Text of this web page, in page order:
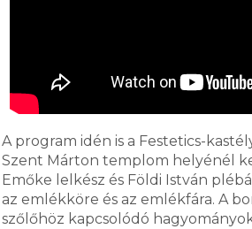
A program idén is a Festetics-
Szent Márton templom helyénél
Emőke lelkész és Földi István
az emlékköre és az emlékfára. A
szőlőhöz kapcsolódó